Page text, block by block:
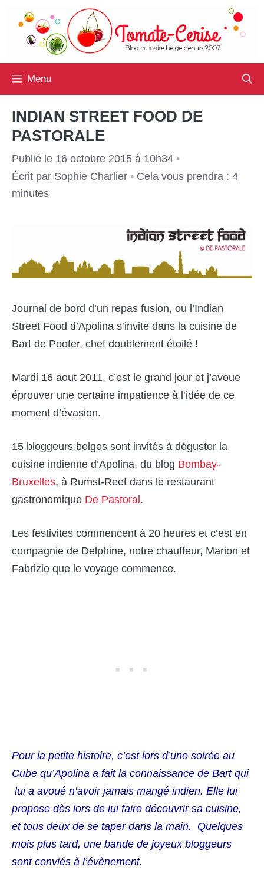
contenu
Menu
INDIAN STREET FOOD DE
PASTORALE
Publié le 16 octobre 2015 à 10h34 •
Écrit par Sophie Charlier • Cela vous prendra : 4
minutes
Journal de bord d’un repas fusion, ou l’Indian
Street Food d’Apolina s’invite dans la cuisine de
Bart de Pooter, chef doublement étoilé !
Mardi 16 aout 2011, c’est le grand jour et j’avoue
éprouver une certaine impatience à l’idée de ce
moment d’évasion.
15 bloggeurs belges sont invités à déguster la
cuisine indienne d’Apolina, du blog Bombay-
Bruxelles, à Rumst-Reet dans le restaurant
gastronomique De Pastoral .
Les festivités commencent à 20 heures et c’est en
compagnie de Delphine, notre chauffeur, Marion et
Fabrizio que le voyage commence.
Pour la petite histoire, c’est lors d’une soirée au
Cube qu’Apolina a fait la connaissance de Bart qui
lui a avoué n’avoir jamais mangé indien. Elle lui
propose dès lors de lui faire découvrir sa cuisine,
et tous deux de se taper dans la main. Quelques
mois plus tard, une bande de joyeux bloggeurs
sont conviés à l’évènement.